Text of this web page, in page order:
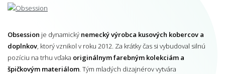
Obsession je dynamický nemecký výrobca kusových kobercov a
doplnkov, ktorý vznikol v roku 2012. Za krátky čas si vybudoval silnú
pozíciu na trhu vďaka originálnym farebným kolekciám a
špičkovým materiálom. Tým mladých dizajnérov vytvára